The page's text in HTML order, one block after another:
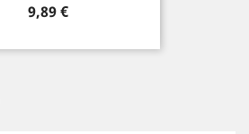
Preis
9,89 €